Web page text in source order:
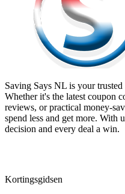
Saving Says NL is your
Whether it's the latest coupon
reviews, or practical money-
spend less and get more. With
decision and every deal a win.
Kortingsgidsen